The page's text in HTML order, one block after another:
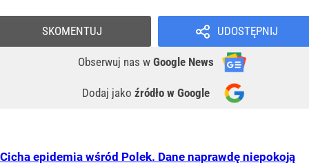
UDOSTĘPNIJ
Obserwuj nas w Google News
Dodaj jako źródło w Google
SKOMENTUJ
Cicha epidemia wśród Polek. Dane naprawdę niepokoją